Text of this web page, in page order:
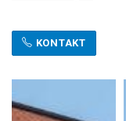
KONTAKT